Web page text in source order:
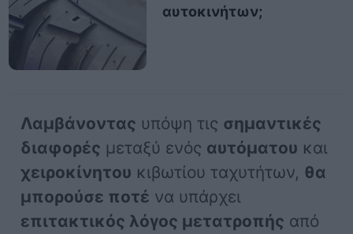
αυτοκινήτων;
Λαμβάνοντας υπόψη τις σημαντικές
διαφορές μεταξύ ενός αυτόματου και
χειροκίνητου κιβωτίου ταχυτήτων, θα
μπορούσε ποτέ να υπάρχει
επιτακτικός λόγος μετατροπής από